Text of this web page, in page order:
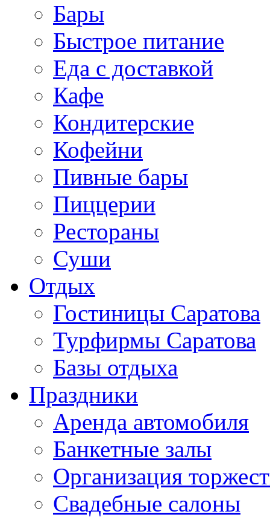
Бары
Быстрое питание
Еда с доставкой
Кафе
Кондитерские
Кофейни
Пивные бары
Пиццерии
Рестораны
Суши
Отдых
Гостиницы Саратова
Турфирмы Саратова
Базы отдыха
Праздники
Аренда автомобиля
Банкетные залы
Организация
Свадебные салоны